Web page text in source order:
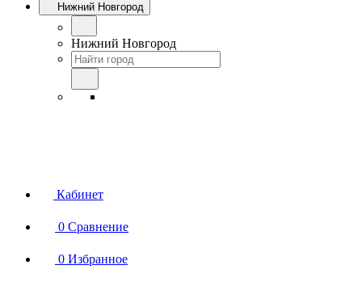
Нижний Новгород
Нижний Новгород
Кабинет
0 Сравнение
0 Избранное